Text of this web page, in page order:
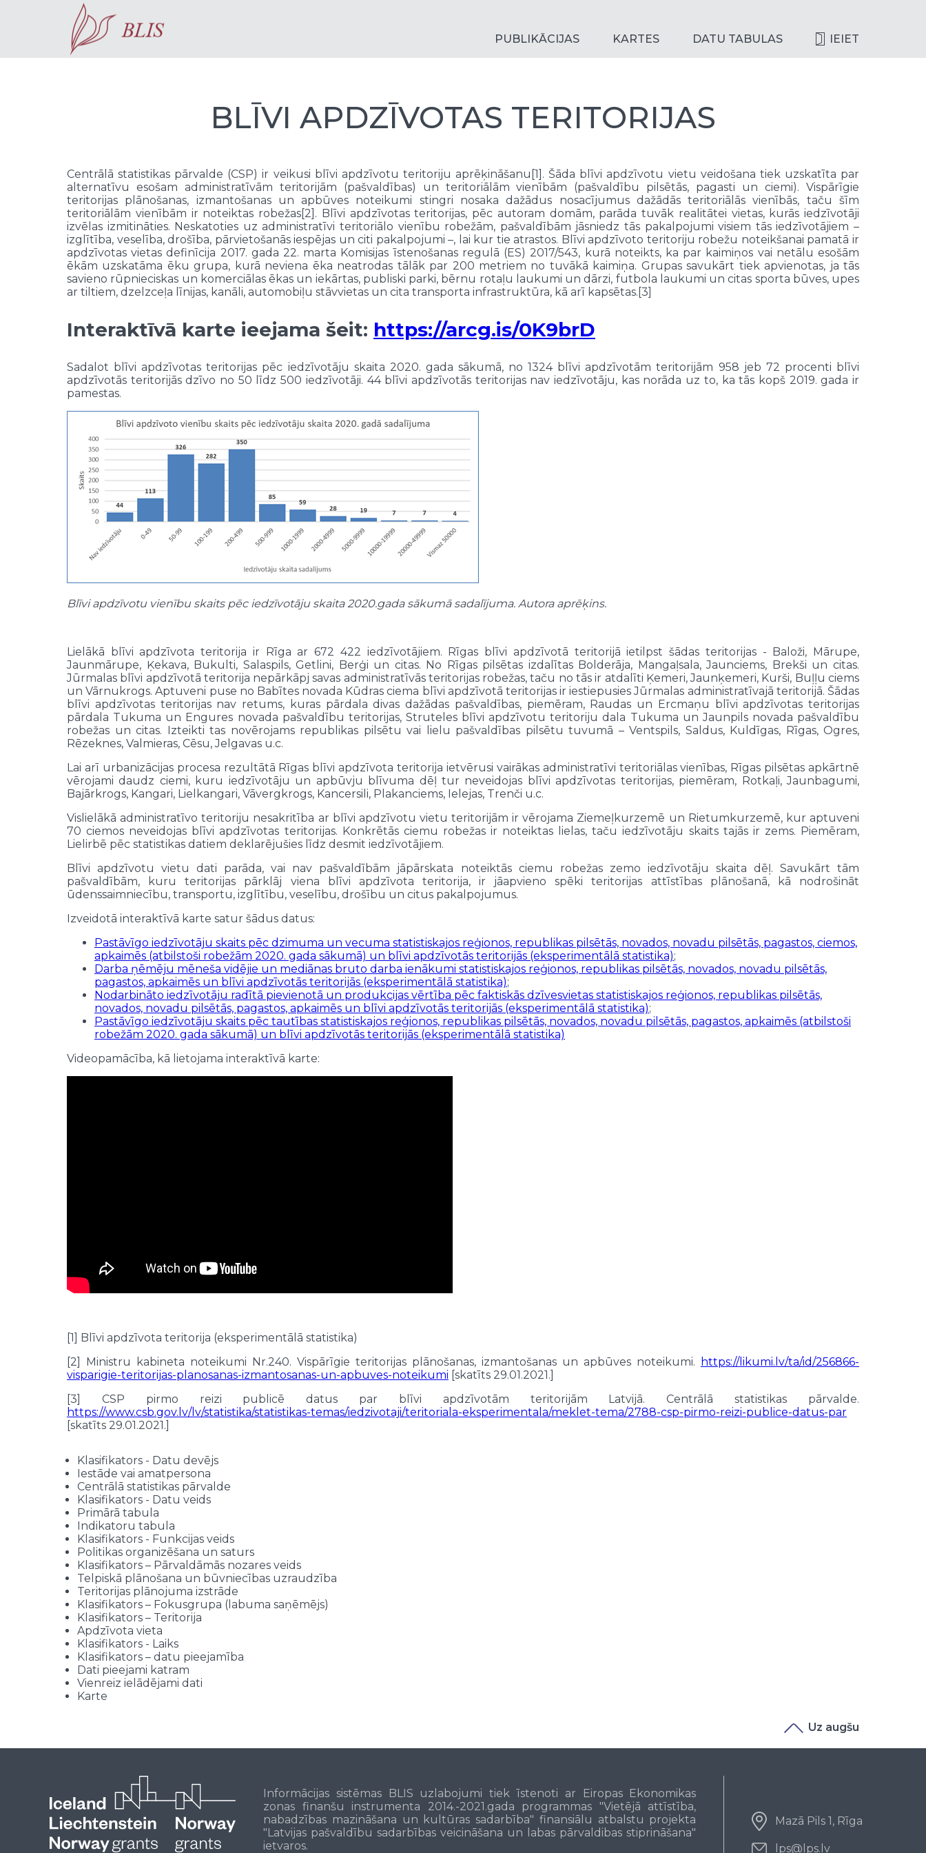
PUBLIKĀCIJAS KARTES DATU TABULAS IEIET
BLĪVI APDZĪVOTAS TERITORIJAS
Centrālā statistikas pārvalde (CSP) ir veikusi blīvi apdzīvotu teritoriju aprēķināšanu[1]. Šāda blīvi apdzīvotu vietu veidošana tiek uzskatīta par
alternatīvu esošam administratīvām teritorijām (pašvaldības) un teritoriālām vienībām (pašvaldību pilsētās, pagasti un ciemi). Vispārīgie
teritorijas plānošanas, izmantošanas un apbūves noteikumi stingri nosaka dažādus nosacījumus dažādās teritoriālās vienībās, taču šīm
teritoriālām vienībām ir noteiktas robežas[2]. Blīvi apdzīvotas teritorijas, pēc autoram domām, parāda tuvāk realitātei vietas, kurās iedzīvotāji
izvēlas izmitināties. Neskatoties uz administratīvi teritoriālo vienību robežām, pašvaldībām jāsniedz tās pakalpojumi visiem tās iedzīvotājiem –
izglītība, veselība, drošība, pārvietošanās iespējas un citi pakalpojumi –, lai kur tie atrastos. Blīvi apdzīvoto teritoriju robežu noteikšanai pamatā ir
apdzīvotas vietas definīcija 2017. gada 22. marta Komisijas īstenošanas regulā (ES) 2017/543, kurā noteikts, ka par kaimiņos vai netālu esošām
ēkām uzskatāma ēku grupa, kurā neviena ēka neatrodas tālāk par 200 metriem no tuvākā kaimiņa. Grupas savukārt tiek apvienotas, ja tās
savieno rūpnieciskas un komerciālas ēkas un iekārtas, publiski parki, bērnu rotaļu laukumi un dārzi, futbola laukumi un citas sporta būves, upes
ar tiltiem, dzelzceļa līnijas, kanāli, automobiļu stāvvietas un cita transporta infrastruktūra, kā arī kapsētas.[3]
Interaktīvā karte ieejama šeit: https://arcg.is/0K9brD
Sadalot blīvi apdzīvotas teritorijas pēc iedzīvotāju skaita 2020. gada sākumā, no 1324 blīvi apdzīvotām teritorijām 958 jeb 72 procenti blīvi
apdzīvotās teritorijās dzīvo no 50 līdz 500 iedzīvotāji. 44 blīvi apdzīvotās teritorijas nav iedzīvotāju, kas norāda uz to, ka tās kopš 2019. gada ir
pamestas.
Blīvi apdzīvotu vienību skaits pēc iedzīvotāju skaita 2020.gada sākumā sadalījuma. Autora aprēķins.
Lielākā blīvi apdzīvota teritorija ir Rīga ar 672 422 iedzīvotājiem. Rīgas blīvi apdzīvotā teritorijā ietilpst šādas teritorijas - Baloži, Mārupe,
Jaunmārupe, Ķekava, Bukulti, Salaspils, Getlini, Berģi un citas. No Rīgas pilsētas izdalītas Bolderāja, Mangaļsala, Jaunciems, Brekši un citas.
Jūrmalas blīvi apdzīvotā teritorija nepārkāpj savas administratīvās teritorijas robežas, taču no tās ir atdalīti Ķemeri, Jaunķemeri, Kurši, Buļļu ciems
un Vārnukrogs. Aptuveni puse no Babītes novada Kūdras ciema blīvi apdzīvotā teritorijas ir iestiepusies Jūrmalas administratīvajā teritorijā. Šādas
blīvi apdzīvotas teritorijas nav retums, kuras pārdala divas dažādas pašvaldības, piemēram, Raudas un Ercmaņu blīvi apdzīvotas teritorijas
pārdala Tukuma un Engures novada pašvaldību teritorijas, Struteles blīvi apdzīvotu teritoriju dala Tukuma un Jaunpils novada pašvaldību
robežas un citas. Izteikti tas novērojams republikas pilsētu vai lielu pašvaldības pilsētu tuvumā – Ventspils, Saldus, Kuldīgas, Rīgas, Ogres,
Rēzeknes, Valmieras, Cēsu, Jelgavas u.c.
Lai arī urbanizācijas procesa rezultātā Rīgas blīvi apdzīvota teritorija ietvērusi vairākas administratīvi teritoriālas vienības, Rīgas pilsētas apkārtnē
vērojami daudz ciemi, kuru iedzīvotāju un apbūvju blīvuma dēļ tur neveidojas blīvi apdzīvotas teritorijas, piemēram, Rotkaļi, Jaunbagumi,
Bajārkrogs, Kangari, Lielkangari, Vāvergkrogs, Kancersili, Plakanciems, Ielejas, Trenči u.c.
Vislielākā administratīvo teritoriju nesakritība ar blīvi apdzīvotu vietu teritorijām ir vērojama Ziemeļkurzemē un Rietumkurzemē, kur aptuveni
70 ciemos neveidojas blīvi apdzīvotas teritorijas. Konkrētās ciemu robežas ir noteiktas lielas, taču iedzīvotāju skaits tajās ir zems. Piemēram,
Lielirbē pēc statistikas datiem deklarējušies līdz desmit iedzīvotājiem.
Blīvi apdzīvotu vietu dati parāda, vai nav pašvaldībām jāpārskata noteiktās ciemu robežas zemo iedzīvotāju skaita dēļ. Savukārt tām
pašvaldībām, kuru teritorijas pārklāj viena blīvi apdzīvota teritorija, ir jāapvieno spēki teritorijas attīstības plānošanā, kā nodrošināt
ūdenssaimniecību, transportu, izglītību, veselību, drošību un citus pakalpojumus.
Izveidotā interaktīvā karte satur šādus datus:
Pastāvīgo iedzīvotāju skaits pēc dzimuma un vecuma statistiskajos reģionos, republikas pilsētās, novados, novadu pilsētās, pagastos, ciemos,
apkaimēs (atbilstoši robežām 2020. gada sākumā) un blīvi apdzīvotās teritorijās (eksperimentālā statistika);
Darba ņēmēju mēneša vidējie un mediānas bruto darba ienākumi statistiskajos reģionos, republikas pilsētās, novados, novadu pilsētās,
pagastos, apkaimēs un blīvi apdzīvotās teritorijās (eksperimentālā statistika);
Nodarbināto iedzīvotāju radītā pievienotā un produkcijas vērtība pēc faktiskās dzīvesvietas statistiskajos reģionos, republikas pilsētās,
novados, novadu pilsētās, pagastos, apkaimēs un blīvi apdzīvotās teritorijās (eksperimentālā statistika);
Pastāvīgo iedzīvotāju skaits pēc tautības statistiskajos reģionos, republikas pilsētās, novados, novadu pilsētās, pagastos, apkaimēs (atbilstoši
robežām 2020. gada sākumā) un blīvi apdzīvotās teritorijās (eksperimentālā statistika)
Videopamācība, kā lietojama interaktīvā karte:
[1] Blīvi apdzīvota teritorija (eksperimentālā statistika)
[2] Ministru kabineta noteikumi Nr.240. Vispārīgie teritorijas plānošanas, izmantošanas un apbūves noteikumi.
https://likumi.lv/ta/id/256866-
visparigie-teritorijas-planosanas-izmantosanas-un-apbuves-noteikumi [skatīts 29.01.2021.]
[3] CSP pirmo reizi publicē datus par blīvi apdzīvotām teritorijām Latvijā. Centrālā statistikas pārvalde.
https://www.csb.gov.lv/lv/statistika/statistikas-temas/iedzivotaji/teritoriala-eksperimentala/meklet-tema/2788-csp-pirmo-reizi-publice-datus-par
[skatīts 29.01.2021.]
Klasifikators - Datu devējs
Iestāde vai amatpersona
Centrālā statistikas pārvalde
Klasifikators - Datu veids
Primārā tabula
Indikatoru tabula
Klasifikators - Funkcijas veids
Politikas organizēšana un saturs
Klasifikators – Pārvaldāmās nozares veids
Telpiskā plānošana un būvniecības uzraudzība
Teritorijas plānojuma izstrāde
Klasifikators – Fokusgrupa (labuma saņēmējs)
Klasifikators – Teritorija
Apdzīvota vieta
Klasifikators - Laiks
Klasifikators – datu pieejamība
Dati pieejami katram
Vienreiz ielādējami dati
Karte
Uz augšu
Informācijas sistēmas BLIS uzlabojumi tiek īstenoti ar Eiropas Ekonomikas
zonas finanšu instrumenta 2014.-2021.gada programmas "Vietējā attīstība,
nabadzības mazināšana un kultūras sadarbība" finansiālu atbalstu projekta
"Latvijas pašvaldību sadarbības veicināšana un labas pārvaldibas stiprināšana"
ietvaros.
Mazā Pils 1, Rīga
lps@lps.lv